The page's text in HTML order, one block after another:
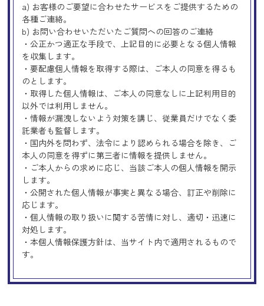
a) お客様のご要望に合わせたサービスをご提供するための
各種ご連絡。
b) お問い合わせいただいたご質問への回答のご連絡
・公正かつ適正な手段で、上記目的に必要となる個人情報
を収集します。
・要配慮個人情報を取得する際は、ご本人の同意を得るも
のとします。
・取得した個人情報は、ご本人の同意なしに上記利用目的
以外では利用しません。
・情報が漏洩しないよう対策を講じ、従業員だけでなく委
託業者も監督します。
・国内外を問わず、法令により認められる場合を除き、ご
本人の同意を得ずに第三者に情報を提供しません。
・ご本人からの求めに応じ、当該ご本人の個人情報を開示
します。
・公開された個人情報が事実と異なる場合、訂正や削除に
応じます。
・個人情報の取り扱いに関する苦情に対し、適切・迅速に
対処します。
・本個人情報保護方針は、当サイト内で適用されるもので
す。
Googleアナリティクスの使用につい